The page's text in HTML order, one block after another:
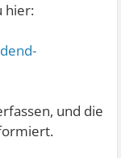
hier:
und die